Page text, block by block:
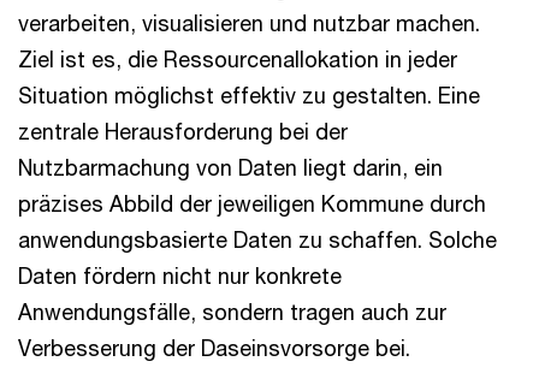
verarbeiten, visualisieren und nutzbar machen.
Ziel ist es, die Ressourcenallokation in jeder
Situation möglichst effektiv zu gestalten. Eine
zentrale Herausforderung bei der
Nutzbarmachung von Daten liegt darin, ein
präzises Abbild der jeweiligen Kommune durch
anwendungsbasierte Daten zu schaffen. Solche
Daten fördern nicht nur konkrete
Anwendungsfälle, sondern tragen auch zur
Verbesserung der Daseinsvorsorge bei.